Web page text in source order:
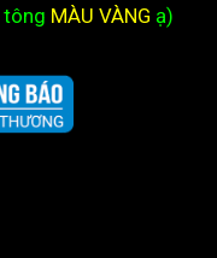
tông MÀU VÀNG ạ)